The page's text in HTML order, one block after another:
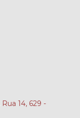
Rua 14, 629 -